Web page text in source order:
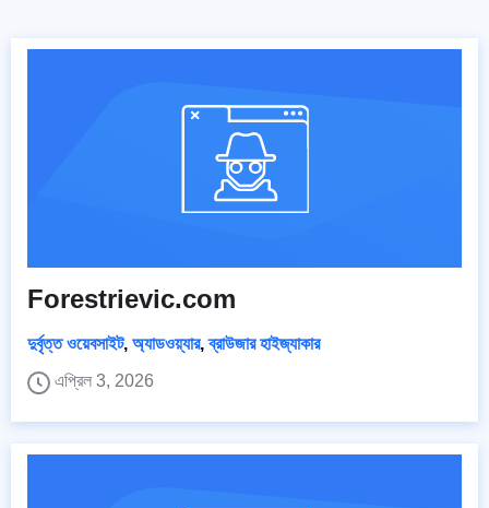
Forestrievic.com
দুর্বৃত্ত ওয়েবসাইট, অ্যাডওয়্যার,ব্রাউজার হাইজ্যাকার
এপ্রিল 3, 2026